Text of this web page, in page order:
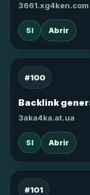
3661.xg4ken.com
SI Abrir
#100
Backlink
3aka4ka.at.ua
SI Abrir
#101